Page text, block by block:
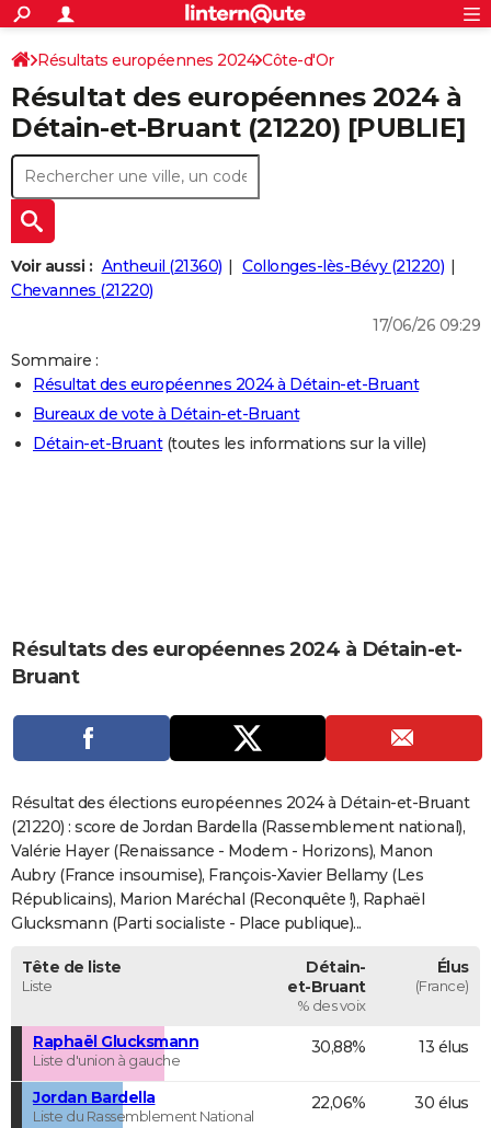
ACTUALITÉS
Politique
Société
Faits Divers
Education
Monde
Villes
+
SPORT
Coupe du monde 2026
Football
Tennis
Cyclisme
Rugby
Forum
CULTURE
Programme TV
TNT
Streaming
Cinéma
Sorties cinéma
Musique
+
FINANCE
Retraite
Impôts
Epargne
Immobilier
Risques naturels par ville
Banque
Assurance
Crédit
AUTO
Essais
Réserver un essai
Citadines
Berlines
SUV
Forum auto
+
HIGH-TECH
Mobiles
Meilleur smartphone
Internet
Ordinateurs
Jeux vidéo
Guide high-tech
+
BRICOLAGE
Guides de France
Escapades
Patrimoine
Expositions
Musées
Week-end nature
LIFESTYLE
Art de vivre
Bien-être
Loisirs
Mode
Modes de vie
CARTE DE VOEUX
Carte de Noël
Carte Bonne année
Carte Saint-Valentin
Carte Pâques
Carte d'anniversaire
Dictionnaire
Biographies
Expressions
Proverbes
PROGRAMME TV
S'inscrire
Se connecter
Lycées
Collèges
Primaires
Universités
Entreprises
Service militaire
Avis de recherche
AVIS DE DÉCÈS
FORUM
Bricolage
Lifestyle
Culture
SportAuto
Television
Voyage
Cinema
S'inscrire
Connexion
Résultats européennes 2024 Côte-d'Or
Résultat des européennes 2024 à
Détain-et-Bruant (21220) [PUBLIE]
Voir aussi : Antheuil (21360)
Collonges-lès-Bévy (21220)
Chevannes (21220)
17/06/26 09:29
Sommaire :
Résultat des européennes 2024 à Détain-et-Bruant
Bureaux de vote à Détain-et-Bruant
Détain-et-Bruant(toutes les informations sur la ville)
Résultats des européennes 2024 à Détain-et-
Bruant
Résultat des élections européennes 2024 à Détain-et-Bruant
(21220) : score de Jordan Bardella (Rassemblement national),
Valérie Hayer (Renaissance - Modem - Horizons), Manon
Aubry (France insoumise), François-Xavier Bellamy (Les
Républicains), Marion Maréchal (Reconquête !), Raphaël
Glucksmann (Parti socialiste - Place publique)...
Tête de liste
Liste
Détain-
et-Bruant
% des voix
Élus
(France)
Raphaël Glucksmann
Liste d'union à gauche
30,88% 13 élus
Jordan Bardella
Liste du Rassemblement National
22,06% 30 élus